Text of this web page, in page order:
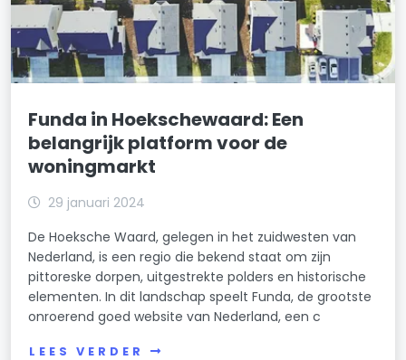
Funda in Hoekschewaard: Een
belangrijk platform voor de
woningmarkt
29 januari 2024
De Hoeksche Waard, gelegen in het zuidwesten van
Nederland, is een regio die bekend staat om zijn
pittoreske dorpen, uitgestrekte polders en historische
elementen. In dit landschap speelt Funda, de grootste
onroerend goed website van Nederland, een c
LEES VERDER